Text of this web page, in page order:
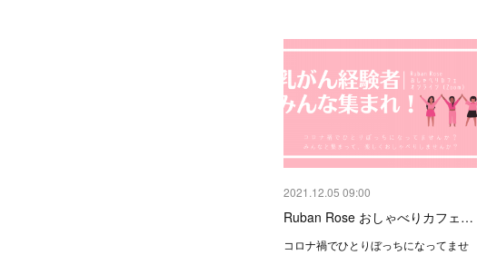
2021.12.05 09:00
Ruban Rose おしゃべりカフェ…
コロナ禍でひとりぼっちになってませ